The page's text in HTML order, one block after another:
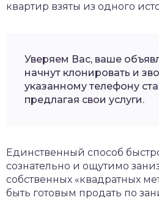
квартир взяты из одного
Уверяем Вас, ваше
начнут клонировать и
указанному телефону
предлагая свои услуги.
Единственный способ
сознательно и ощутимо
собственных «квадратных
быть готовым продать по